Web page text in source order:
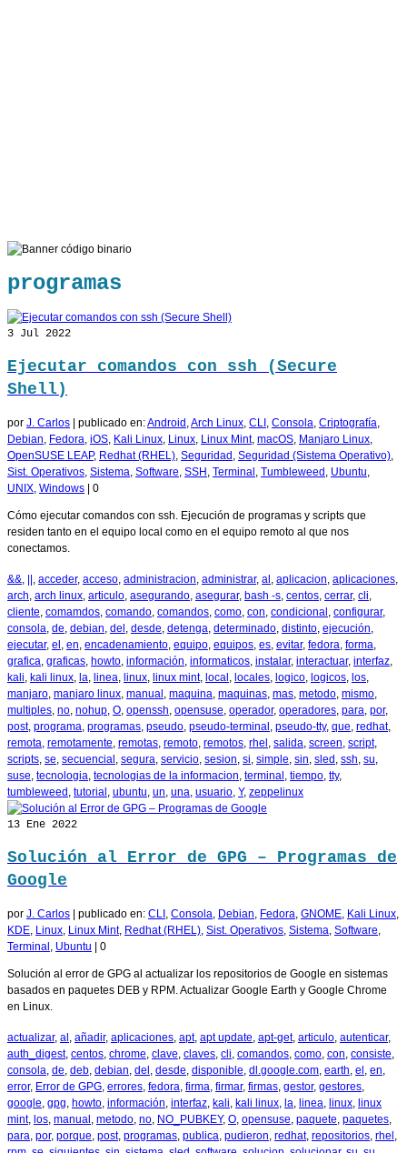
programas
3 Jul 2022
Ejecutar comandos con ssh (Secure
Shell)
por J. Carlos publicado en:Android ,Arch Linux, CLI , Consola, Criptografía,
Debian, Fedora, iOS, Kali Linux, Linux, Linux Mint, macOS, Manjaro Linux,
OpenSUSE LEAP, Redhat (RHEL), Seguridad , Seguridad (Sistema Operativo),
Sist. Operativos, Sistema, Software, SSH , Terminal , Tumbleweed , Ubuntu,
UNIX, Windows 0
Cómo ejecutar comandos con ssh. Ejecución de programas y scripts que
residen tanto en el equipo local como en el equipo remoto al que nos
conectamos.
&&, , acceder, acceso, administracion, administrar, al , aplicacion, aplicaciones,
arch, arch linux, articulo, asegurando, asegurar, bash -s, centos, cerrar, cli,
cliente, comamdos, comando, comandos, como, con, condicional , configurar,
consola, de, debian, del , desde, detenga, determinado, distinto, ejecución,
ejecutar, el , en, encadenamiento, equipo, equipos, es, evitar, fedora, forma,
grafica, graficas, howto, información, informaticos, instalar, interactuar, interfaz,
kali, kali linux, la, linea, linux, linux mint, local , locales, logico, logicos, los,
manjaro, manjaro linux, manual , maquina, maquinas, mas, metodo, mismo,
multiples, no, nohup, O, openssh, opensuse, operador, operadores, para, por,
post, programa, programas, pseudo, pseudo-terminal , pseudo-tty, que, redhat,
remota, remotamente, remotas, remoto, remotos, rhel , salida, screen, script,
scripts, se, secuencial , segura, servicio, sesion, si, simple, sin, sled , ssh, su,
suse, tecnologia, tecnologias de la informacion, terminal , tiempo, tty,
tumbleweed , tutorial , ubuntu, un, una, usuario, Y, zeppelinux
13 Ene 2022
Solución al Error de GPG – Programas de
Google
por J. Carlos publicado en: CLI , Consola, Debian, Fedora, GNOME, Kali Linux,
KDE, Linux, Linux Mint, Redhat (RHEL), Sist. Operativos, Sistema, Software,
Terminal , Ubuntu 0
Solución al error de GPG al actualizar los repositorios de Google en sistemas
basados en paquetes DEB y RPM. Actualizar Google Earth y Google Chrome
en Linux.
actualizar, al , añadir, aplicaciones, apt, apt update, apt-get, articulo, autenticar,
auth_digest, centos, chrome, clave, claves, cli, comandos, como, con, consiste,
consola, de, deb, debian, del , desde, disponible, dl.google.com, earth, el , en,
error, Error de GPG, errores, fedora, firma, firmar, firmas, gestor, gestores,
google, gpg, howto, información, interfaz, kali, kali linux, la, linea, linux, linux
mint, los, manual , metodo, no, NO_PUBKEY, O, opensuse, paquete, paquetes,
para, por, porque, post, programas, publica, pudieron, redhat, repositorios, rhel ,